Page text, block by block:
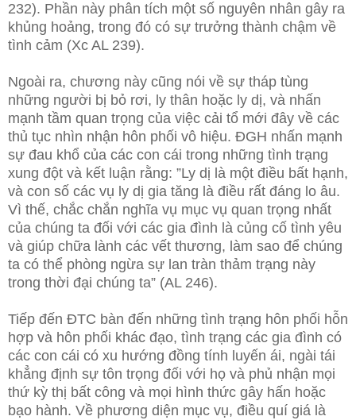
232). Phần này phân tích một số nguyên nhân gây ra
khủng hoảng, trong đó có sự trưởng thành chậm về
tình cảm (Xc AL 239).
Ngoài ra, chương này cũng nói về sự tháp tùng
những người bị bỏ rơi, ly thân hoặc ly dị, và nhấn
mạnh tầm quan trọng của việc cải tổ mới đây về các
thủ tục nhìn nhận hôn phối vô hiệu. ĐGH nhấn mạnh
sự đau khổ của các con cái trong những tình trạng
xung đột và kết luận rằng: ”Ly dị là một điều bất hạnh,
và con số các vụ ly dị gia tăng là điều rất đáng lo âu.
Vì thế, chắc chắn nghĩa vụ mục vụ quan trọng nhất
của chúng ta đối với các gia đình là củng cố tình yêu
và giúp chữa lành các vết thương, làm sao để chúng
ta có thể phòng ngừa sự lan tràn thảm trạng này
trong thời đại chúng ta” (AL 246).
Tiếp đến ĐTC bàn đến những tình trạng hôn phối hỗn
hợp và hôn phối khác đạo, tình trạng các gia đình có
các con cái có xu hướng đồng tính luyến ái, ngài tái
khẳng định sự tôn trọng đối với họ và phủ nhận mọi
thứ kỳ thị bất công và mọi hình thức gây hấn hoặc
bạo hành. Về phương diện mục vụ, điều quí giá là